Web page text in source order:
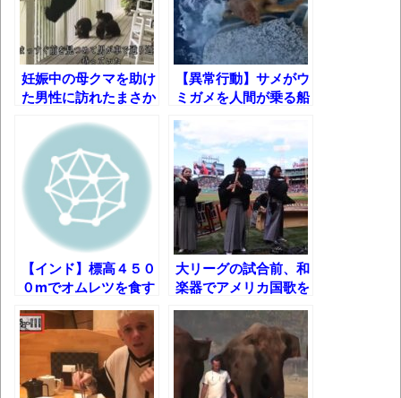
果･････････････････････････････
【動画】カニ、ちょっかい出してきた陰に
ブチギレ
長野県のなめこのデカさが規格外だったｗ
ｗ
新装版「ご冗談でしょう、ファインマンさ
ん（上）（下）」発売
【画像】整形で2400万円超えの美女、水着
グラビアに挑戦
歴ログは10周年ですがnoteに引っ越します
進撃の巨人シーズン7 ファイナルシーズンの
感想
TBS「マツコの知らない世界」スタグル特
妊娠中の母クマを助け
た男性に訪れたまさか
【異常行動】サメがウ
ミガメを人間が乗る船
理由とは・・・!?
【インド】標高４５０
０mでオムレツを食す
大リーグの試合前、和
楽器でアメリカ国歌を